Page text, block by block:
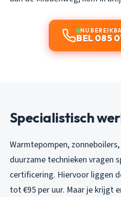
NU
BEL 085
Specialistisch
Warmtepompen,
duurzame technieken vragen
certificering. Hiervoor liggen
tot €95 per uur. Maar je krijgt